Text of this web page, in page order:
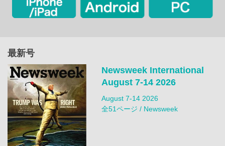
最新号
Newsweek International
August 7-14 2026
August 7-14 2026
全51ページ / Newsweek